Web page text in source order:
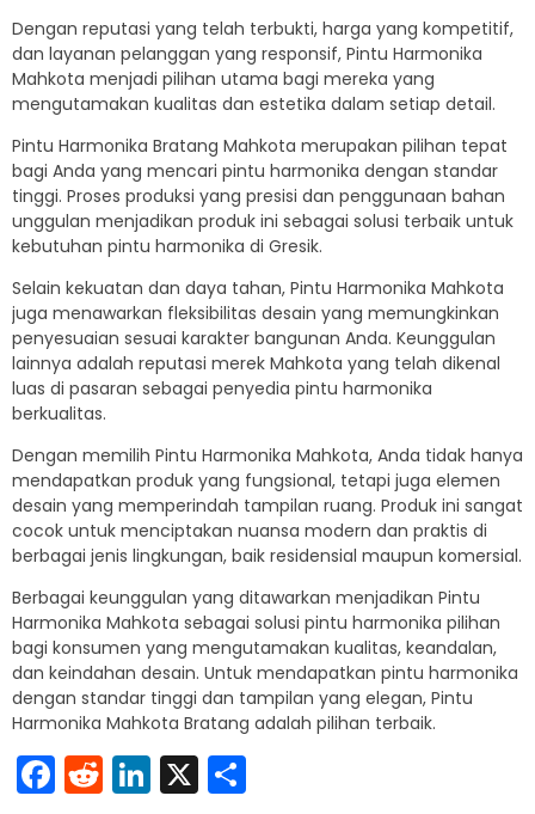
Dengan reputasi yang telah terbukti, harga yang kompetitif,
dan layanan pelanggan yang responsif, Pintu Harmonika
Mahkota menjadi pilihan utama bagi mereka yang
mengutamakan kualitas dan estetika dalam setiap detail.
Pintu Harmonika Bratang Mahkota merupakan pilihan tepat
bagi Anda yang mencari pintu harmonika dengan standar
tinggi. Proses produksi yang presisi dan penggunaan bahan
unggulan menjadikan produk ini sebagai solusi terbaik untuk
kebutuhan pintu harmonika di Gresik.
Selain kekuatan dan daya tahan, Pintu Harmonika Mahkota
juga menawarkan fleksibilitas desain yang memungkinkan
penyesuaian sesuai karakter bangunan Anda. Keunggulan
lainnya adalah reputasi merek Mahkota yang telah dikenal
luas di pasaran sebagai penyedia pintu harmonika
berkualitas.
Dengan memilih Pintu Harmonika Mahkota, Anda tidak hanya
mendapatkan produk yang fungsional, tetapi juga elemen
desain yang memperindah tampilan ruang. Produk ini sangat
cocok untuk menciptakan nuansa modern dan praktis di
berbagai jenis lingkungan, baik residensial maupun komersial.
Berbagai keunggulan yang ditawarkan menjadikan Pintu
Harmonika Mahkota sebagai solusi pintu harmonika pilihan
bagi konsumen yang mengutamakan kualitas, keandalan,
dan keindahan desain. Untuk mendapatkan pintu harmonika
dengan standar tinggi dan tampilan yang elegan, Pintu
Harmonika Mahkota Bratang adalah pilihan terbaik.
Facebook
Reddit
LinkedIn
X